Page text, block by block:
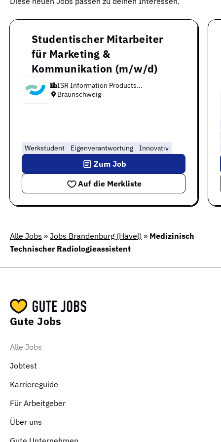
Studentischer Mitarbeiter
für Marketing &
Kommunikation (m/w/d)
ISR Information Products...
Braunschweig
Werkstudent Eigenverantwortung Innovativ
Auf die Merkliste
Zum Job
Alle Jobs » Jobs Brandenburg (Havel) » Medizinisch
Technischer Radiologieassistent
Gute Jobs
Alle Jobs
Jobtest
Karriereguide
Für Arbeitgeber
Über uns